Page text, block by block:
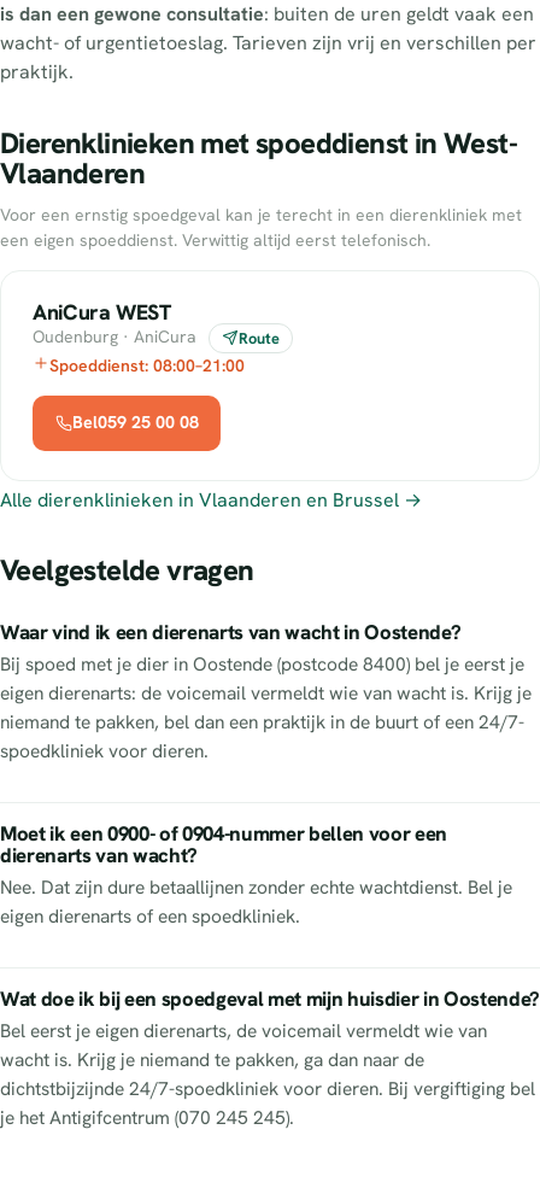
is dan een gewone consultatie: buiten de uren geldt vaak een
wacht- of urgentietoeslag. Tarieven zijn vrij en verschillen per
praktijk.
Dierenklinieken met spoeddienst in West-
Vlaanderen
Voor een ernstig spoedgeval kan je terecht in een dierenkliniek met
een eigen spoeddienst. Verwittig altijd eerst telefonisch.
AniCura WEST
Oudenburg · AniCura Route
Spoeddienst: 08:00–21:00
Bel059 25 00 08
Alle dierenklinieken in Vlaanderen en Brussel →
Veelgestelde vragen
Waar vind ik een dierenarts van wacht in Oostende?
Bij spoed met je dier in Oostende (postcode 8400) bel je eerst je
eigen dierenarts: de voicemail vermeldt wie van wacht is. Krijg je
niemand te pakken, bel dan een praktijk in de buurt of een 24/7-
spoedkliniek voor dieren.
Moet ik een 0900- of 0904-nummer bellen voor een
dierenarts van wacht?
Nee. Dat zijn dure betaallijnen zonder echte wachtdienst. Bel je
eigen dierenarts of een spoedkliniek.
Wat doe ik bij een spoedgeval met mijn huisdier in Oostende?
Bel eerst je eigen dierenarts, de voicemail vermeldt wie van
wacht is. Krijg je niemand te pakken, ga dan naar de
dichtstbijzijnde 24/7-spoedkliniek voor dieren. Bij vergiftiging bel
je het Antigifcentrum (070 245 245).